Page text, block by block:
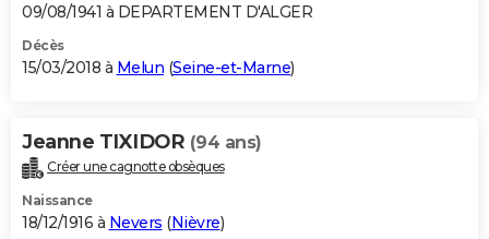
09/08/1941 à DEPARTEMENT D'ALGER
Décès
15/03/2018 à Melun (Seine-et-Marne)
Jeanne TIXIDOR (94 ans)
Créer une cagnotte obsèques
Naissance
18/12/1916 à Nevers (Nièvre)